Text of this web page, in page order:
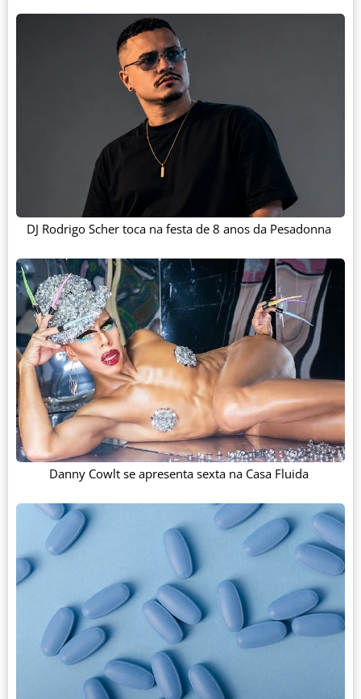
DJ Rodrigo Scher toca na festa de 8 anos da Pesadonna
Danny Cowlt se apresenta sexta na Casa Fluida